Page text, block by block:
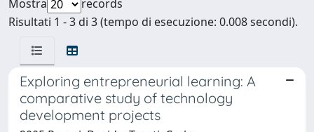
Mostra
records
Risultati 1 - 3 di 3 (tempo di esecuzione: 0.008 secondi).
Exploring entrepreneurial learning: A
comparative study of technology
development projects